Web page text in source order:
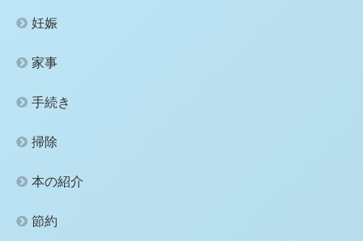
妊娠
家事
手続き
掃除
本の紹介
節約